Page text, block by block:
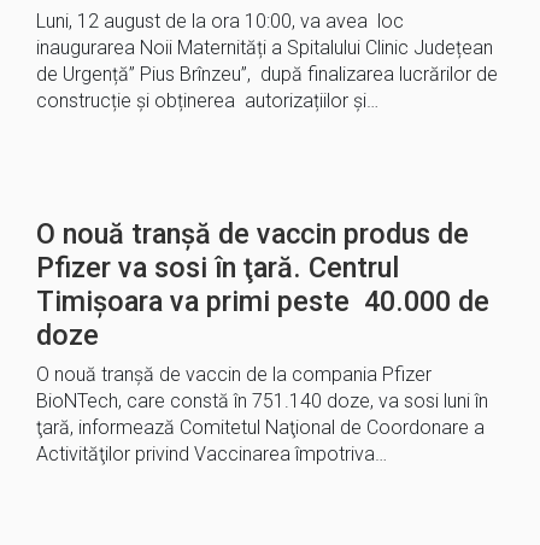
Luni, 12 august de la ora 10:00, va avea loc
inaugurarea Noii Maternități a Spitalului Clinic Județean
de Urgență” Pius Brînzeu”, după finalizarea lucrărilor de
construcție și obținerea autorizațiilor și…
O nouă tranşă de vaccin produs de
Pfizer va sosi în ţară. Centrul
Timișoara va primi peste 40.000 de
doze
O nouă tranşă de vaccin de la compania Pfizer
BioNTech, care constă în 751.140 doze, va sosi luni în
ţară, informează Comitetul Naţional de Coordonare a
Activităţilor privind Vaccinarea împotriva…